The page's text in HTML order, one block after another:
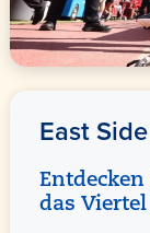
East
das Viertel